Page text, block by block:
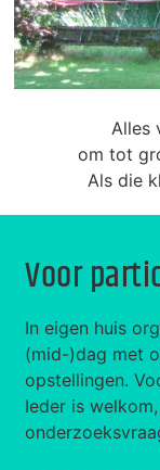
Alles
om tot
Als die
Voor
In eigen huis
(mid-)dag met
opstellingen. V
Ieder is